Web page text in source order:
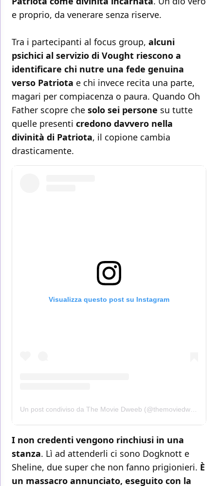
e proprio, da venerare senza riserve.
Tra i partecipanti al focus group, alcuni
psichici al servizio di Vought riescono a
identificare chi nutre una fede genuina
verso Patriota e chi invece recita una parte,
magari per compiacenza o paura. Quando Oh
Father scopre che solo sei persone su tutte
quelle presenti credono davvero nella
divinità di Patriota, il copione cambia
drasticamente.
Visualizza questo post su Instagram
I non credenti vengono rinchiusi in una
stanza. Lì ad attenderli ci sono Dogknott e
Sheline, due super che non fanno prigionieri. È
un massacro annunciato, eseguito con la